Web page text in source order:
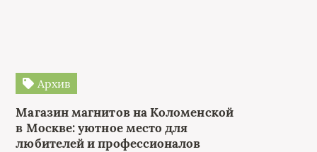
Архив
Магазин магнитов на Коломенской
в Москве: уютное место для
любителей и профессионалов